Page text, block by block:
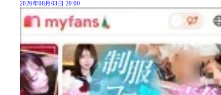
2026年08月03日 20:00